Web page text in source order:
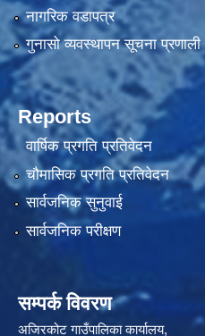
नागरिक वडापत्र
गुनासो व्यवस्थापन सूचना प्रणाली
Reports
वार्षिक प्रगति प्रतिवेदन
चौमासिक प्रगति प्रतिवेदन
सार्वजनिक सुनुवाई
सार्वजनिक परीक्षण
सम्पर्क विवरण
अजिरकोट गाउँपालिका कार्यालय,